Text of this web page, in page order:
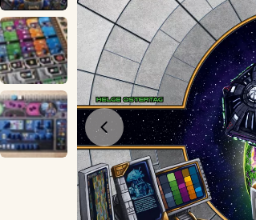
Öppna media 0 i modal